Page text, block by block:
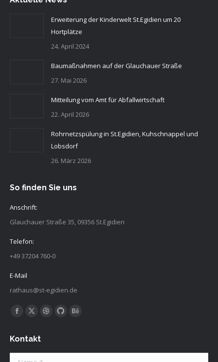
Erweiterung der Kinderwelt St.Egidien um 20
Hortplätze
24. April 2024
Baumaßnahmen auf der Glauchauer Straße
27. Mai 2026
Mitteilung vom Amt für Abfallwirtschaft
22. April 2026
Rohrnetzspülung in St.Egidien, Kuhschnappel und
Lobsdorf
26. März 2026
So finden Sie uns
Anschrift:
Glauchauer Straße 35, 09356 St.Egidien
Telefon:
+49 37204 760-0
E-Mail
rathaus@st-egidien.de
Finden Sie uns auf:
Facebook
opens
in
opens
in
Dribbble
in
Github
in
in
Kontakt
Name *